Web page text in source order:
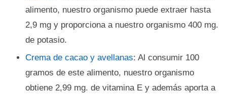
alimento, nuestro organismo puede extraer hasta
2,9 mg y proporciona a nuestro organismo 400 mg.
de potasio.
Crema de cacao y avellanas: Al consumir 100
gramos de este alimento, nuestro organismo
obtiene 2,99 mg. de vitamina E y además aporta a